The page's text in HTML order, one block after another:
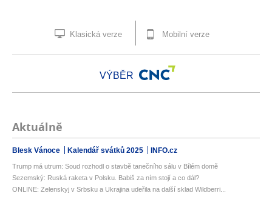
Klasická verze Mobilní verze
VÝBĚR
Aktuálně
Blesk Vánoce Kalendář svátků 2025 INFO.cz
Trump má utrum: Soud rozhodl o stavbě tanečního sálu v Bílém domě
Sezemský: Ruská raketa v Polsku. Babiš za ním stojí a co dál?
ONLINE: Zelenskyj v Srbsku a Ukrajina udeřila na další sklad Wildberri...